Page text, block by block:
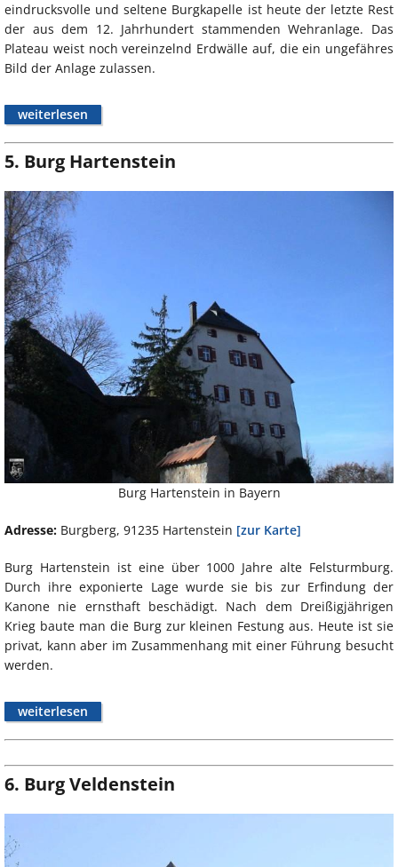
eindrucksvolle und seltene Burgkapelle ist heute der letzte Rest
der aus dem 12. Jahrhundert stammenden Wehranlage. Das
Plateau weist noch vereinzelnd Erdwälle auf, die ein ungefähres
Bild der Anlage zulassen.
weiterlesen
5. Burg Hartenstein
Burg Hartenstein in Bayern
Adresse: Burgberg, 91235 Hartenstein [zur Karte]
Burg Hartenstein ist eine über 1000 Jahre alte Felsturmburg.
Durch ihre exponierte Lage wurde sie bis zur Erfindung der
Kanone nie ernsthaft beschädigt. Nach dem Dreißigjährigen
Krieg baute man die Burg zur kleinen Festung aus. Heute ist sie
privat, kann aber im Zusammenhang mit einer Führung besucht
werden.
weiterlesen
6. Burg Veldenstein